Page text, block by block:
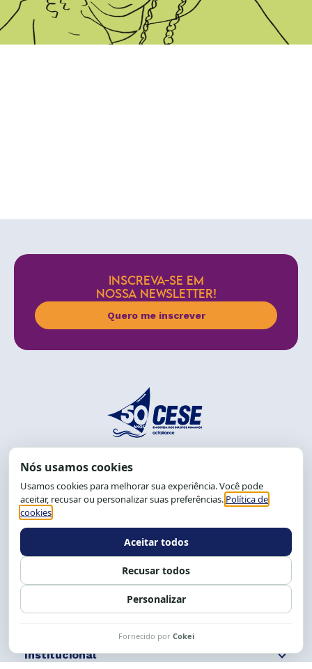
INSCREVA-SE EM
NOSSA NEWSLETTER!
Quero me inscrever
End.: R. da Graça, 150. Graça
CEP: 40.150-055
Salvador-BA, Brasil.
Tel.: (71) 2104-5457, Cel.: (71) 9 9239-2104 ou 2105
Expediente: 8h às 12h e 13 às 17h.
Siga nossas redes Fale conosco
Institucional